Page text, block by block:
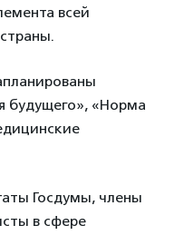
всей
будущего», «Норма
Госдумы, члены
в сфере